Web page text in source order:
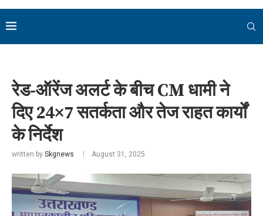
रेड-ऑरेंज अलर्ट के बीच CM धामी ने
दिए 24×7 सतर्कता और तेज राहत कार्यों
के निर्देश
written by Skgnews August 31, 2025